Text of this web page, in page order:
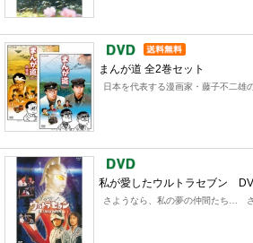
まんが道 全2巻セット
日本を代表する漫画家・藤子不二雄
私が愛したウルトラセブン
さようなら、私の夢の仲間たち… さ